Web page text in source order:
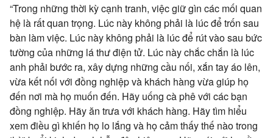
“Trong những thời kỳ cạnh tranh, việc giữ gìn các mối quan
hệ là rất quan trọng. Lúc này không phải là lúc để trốn sau
bàn làm việc. Lúc này không phải là lúc để rút vào sau bức
tường của những lá thư điện tử. Lúc này chắc chắn là lúc
anh phải bước ra, xây dựng những cầu nối, xắn tay áo lên,
vừa kết nối với đồng nghiệp và khách hàng vừa giúp họ
đến nơi mà họ muốn đến. Hãy uống cà phê với các bạn
đồng nghiệp. Hãy ăn trưa với khách hàng. Hãy tìm hiểu
xem điều gì khiến họ lo lắng và họ cảm thấy thế nào trong